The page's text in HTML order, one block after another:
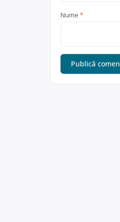
Nume *